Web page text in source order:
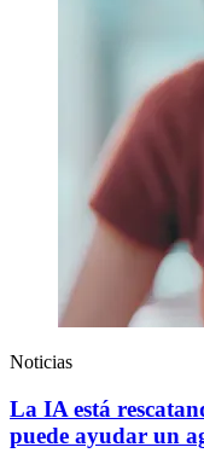
Noticias
La IA está
puede ayudar un